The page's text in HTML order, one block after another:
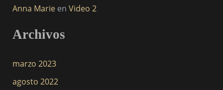
Anna Marieen Video 2
Archivos
marzo 2023
agosto 2022